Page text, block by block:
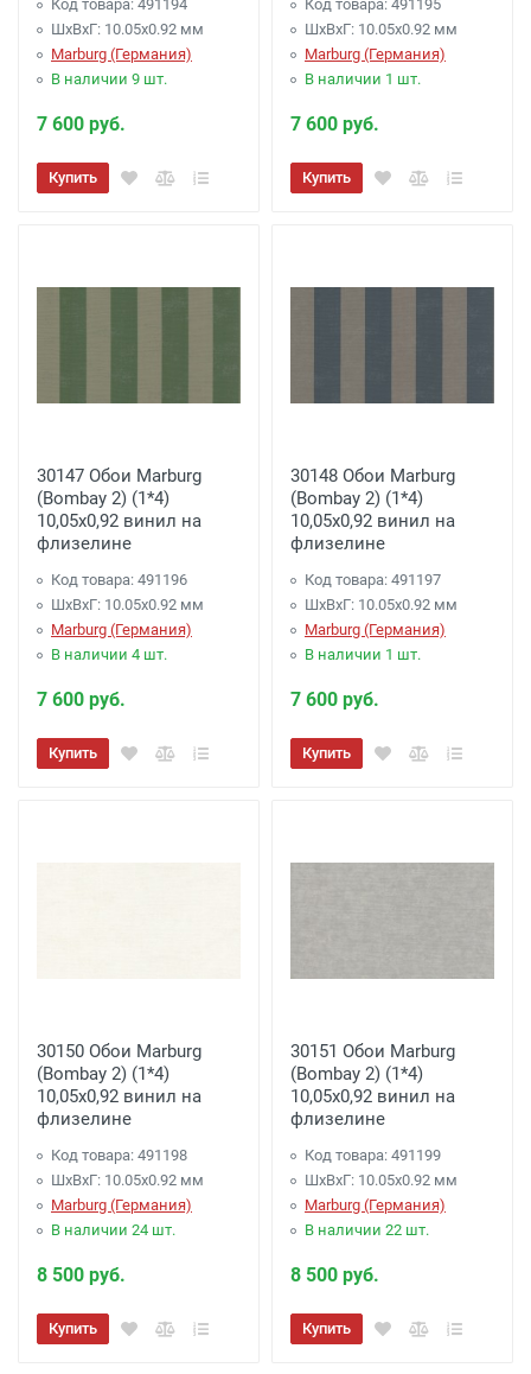
Код товара: 491194
ШхВхГ: 10.05х0.92 мм
Marburg (Германия)
В наличии 9 шт.
7 600 руб.
Купить
Код товара: 491195
ШхВхГ: 10.05х0.92 мм
Marburg (Германия)
В наличии 1 шт.
7 600 руб.
Купить
30147 Обои Marburg
(Bombay 2) (1*4)
10,05x0,92 винил на
флизелине
Код товара: 491196
ШхВхГ: 10.05х0.92 мм
Marburg (Германия)
В наличии 4 шт.
7 600 руб.
Купить
30148 Обои Marburg
(Bombay 2) (1*4)
10,05x0,92 винил на
флизелине
Код товара: 491197
ШхВхГ: 10.05х0.92 мм
Marburg (Германия)
В наличии 1 шт.
7 600 руб.
Купить
30150 Обои Marburg
(Bombay 2) (1*4)
10,05x0,92 винил на
флизелине
Код товара: 491198
ШхВхГ: 10.05х0.92 мм
Marburg (Германия)
В наличии 24 шт.
8 500 руб.
Купить
30151 Обои Marburg
(Bombay 2) (1*4)
10,05x0,92 винил на
флизелине
Код товара: 491199
ШхВхГ: 10.05х0.92 мм
Marburg (Германия)
В наличии 22 шт.
8 500 руб.
Купить